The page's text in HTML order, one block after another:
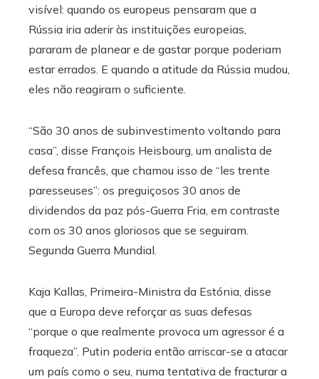
visível: quando os europeus pensaram que a
Rússia iria aderir às instituições europeias,
pararam de planear e de gastar porque poderiam
estar errados. E quando a atitude da Rússia mudou,
eles não reagiram o suficiente.
“São 30 anos de subinvestimento voltando para
casa”, disse François Heisbourg, um analista de
defesa francês, que chamou isso de “les trente
paresseuses”: os preguiçosos 30 anos de
dividendos da paz pós-Guerra Fria, em contraste
com os 30 anos gloriosos que se seguiram.
Segunda Guerra Mundial.
Kaja Kallas, Primeira-Ministra da Estónia, disse
que a Europa deve reforçar as suas defesas
“porque o que realmente provoca um agressor é a
fraqueza”. Putin poderia então arriscar-se a atacar
um país como o seu, numa tentativa de fracturar a